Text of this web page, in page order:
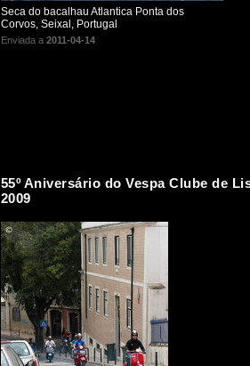
Seca do bacalhau Atlantica Ponta dos
Corvos, Seixal, Portugal
Enviada a 2011-04-14
55º Aniversário do Vespa Clube de
2009